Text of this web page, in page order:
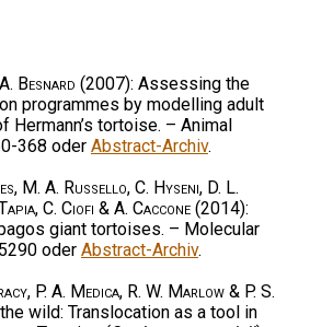
Besnard (2007): Assessing the
programmes by modelling adult
Hermann’s tortoise. – Animal
368 oder Abstract-Archiv.
M. A. Russello, C. Hyseni, D. L.
C. Ciofi & A. Caccone (2014):
giant tortoises. – Molecular
oder Abstract-Archiv.
P. A. Medica, R. W. Marlow & P. S.
wild: Translocation as a tool in